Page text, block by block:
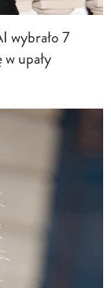
wybrało 7
upały